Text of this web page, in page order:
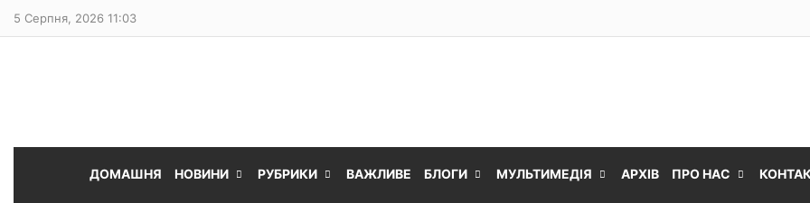
5 Серпня, 2026 11:03
ДОМАШНЯ НОВИНИ РУБРИКИ ВАЖЛИВЕ БЛОГИ МУЛЬТИМЕДІЯ АРХІВ ПРО НАС